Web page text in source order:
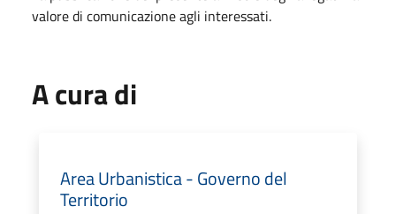
valore di comunicazione agli interessati.
A cura di
Area Urbanistica - Governo del
Territorio